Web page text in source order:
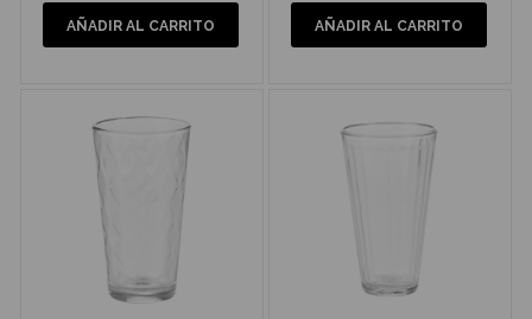
AÑADIR AL CARRITO AÑADIR AL CARRITO